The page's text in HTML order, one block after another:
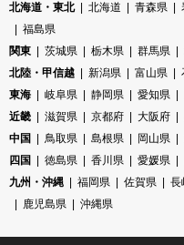
北海道・東北 北海道 青森県
福島県
関東
茨城県 栃木県 群馬県
北陸・甲信越
新潟県 富山県
東海
岐阜県 静岡県 愛知県
近畿
滋賀県 京都府 大阪府
中国
鳥取県 島根県 岡山県
四国
徳島県 香川県 愛媛県
九州・沖縄
福岡県 佐賀県 長
鹿児島県
沖縄県